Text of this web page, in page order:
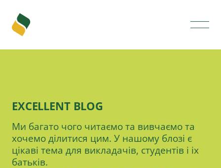
EXCELLENT BLOG
Ми багато чого читаємо та вивчаємо та
хочемо ділитися цим. У нашому блозі є
цікаві тема для викладачів, студентів і іх
батьків.